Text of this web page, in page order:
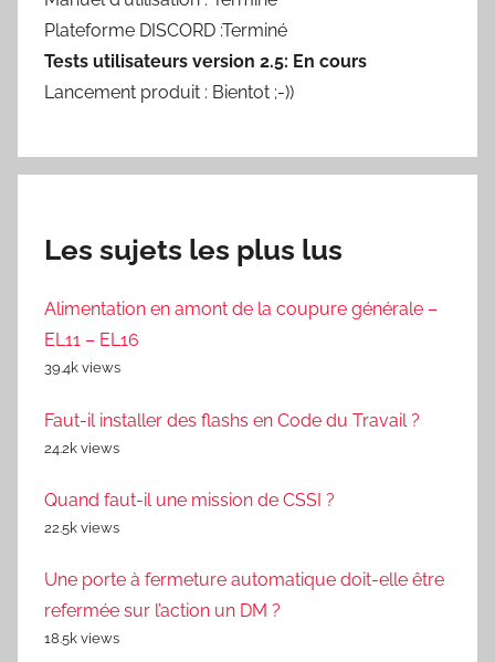
Plateforme DISCORD :Terminé
Tests utilisateurs version 2.5: En cours
Lancement produit : Bientot ;-))
Les sujets les plus lus
Alimentation en amont de la coupure générale –
EL11 – EL16
39.4k views
Faut-il installer des flashs en Code du Travail ?
24.2k views
Quand faut-il une mission de CSSI ?
22.5k views
Une porte à fermeture automatique doit-elle être
refermée sur l’action un DM ?
18.5k views